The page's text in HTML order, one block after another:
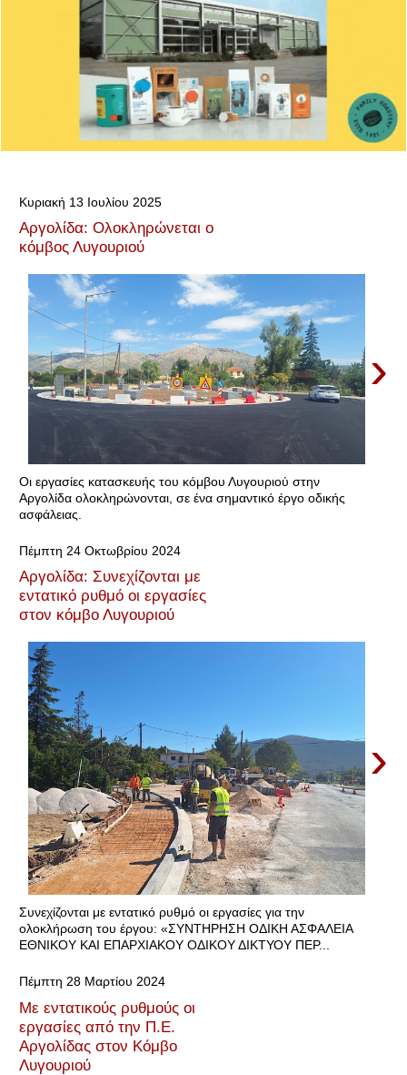
Κυριακή 13 Ιουλίου 2025
Αργολίδα: Ολοκληρώνεται ο
κόμβος Λυγουριού
›
Οι εργασίες κατασκευής του κόμβου Λυγουριού στην
Αργολίδα ολοκληρώνονται, σε ένα σημαντικό έργο οδικής
ασφάλειας.
Πέμπτη 24 Οκτωβρίου 2024
Αργολίδα: Συνεχίζονται με
εντατικό ρυθμό οι εργασίες
στον κόμβο Λυγουριού
›
Συνεχίζονται με εντατικό ρυθμό οι εργασίες για την
ολοκλήρωση του έργου: «ΣΥΝΤΗΡΗΣΗ ΟΔΙΚΗ ΑΣΦΑΛΕΙΑ
ΕΘΝΙΚΟΥ ΚΑΙ ΕΠΑΡΧΙΑΚΟΥ ΟΔΙΚΟΥ ΔΙΚΤΥΟΥ ΠΕΡ...
Πέμπτη 28 Μαρτίου 2024
Με εντατικούς ρυθμούς οι
εργασίες από την Π.Ε.
Αργολίδας στον Κόμβο
Λυγουριού